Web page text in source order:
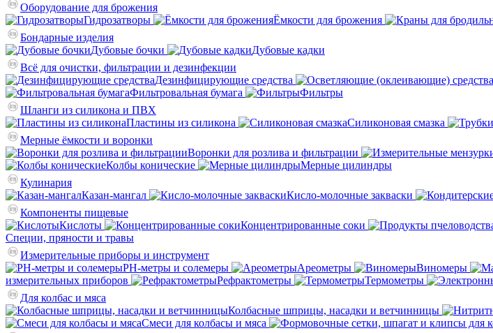
Оборудование для брожения
Гидрозатворы
Ёмкости для брожения
Бондарные изделия
Дубовые бочки
Дубовые кадки
Всё для очистки, фильтрации и дезинфекции
Дезинфицирующие средства
Фильтровальная бумага
Фильтры
Шланги из силикона и ПВХ
Пластины из силикона
Силиконовая смазка
Мерные ёмкости и воронки
Воронки для розлива и фильтрации
Колбы конические
Мерные цилиндры
Кулинария
Казан-мангал
Кисло-молочные закваски
Компоненты пищевые
Кислоты
Концентрированные соки
Специи, пряности и травы
Измерительные приборы и инструмент
PH-метры и солемеры
Ареометры Виномеры
измерительных приборов
Рефрактометры Термометры
Для колбас и мяса
Колбасные шприцы, насадки и ветчинницы
Смеси для колбасы и мяса